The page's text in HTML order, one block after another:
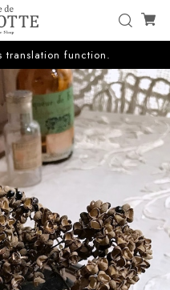
translation function.